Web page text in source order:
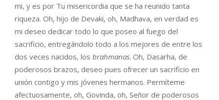
mi, y es por Tu misericordia que se ha reunido tanta
riqueza. Oh, hijo de Devaki, oh, Madhava, en verdad es
mi deseo dedicar todo lo que poseo al fuego del
sacrificio, entregándolo todo a los mejores de entre los
dos veces nacidos, los brahmanas. Oh, Dasarha, de
poderosos brazos, deseo pues ofrecer un sacrificio en
unión contigo y mis jóvenes hermanos. Permíteme
afectuosamente, oh, Govinda, oh, Señor de poderosos